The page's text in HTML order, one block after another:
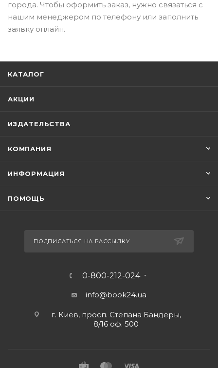
города. Чтобы оформить заказ, нужно связаться с
нашим менеджером по телефону или заполнить
заявку онлайн.
КАТАЛОГ
АКЦИИ
ИЗДАТЕЛЬСТВА
КОМПАНИЯ
ИНФОРМАЦИЯ
ПОМОЩЬ
ПОДПИСАТЬСЯ НА РАССЫЛКУ
0-800-212-024
info@book24.ua
г. Киев, просп. Степана Бандеры,
8/16 оф. 500